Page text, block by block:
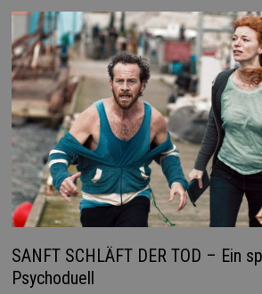
SANFT SCHLÄFT DER TOD – Ein
Psychoduell